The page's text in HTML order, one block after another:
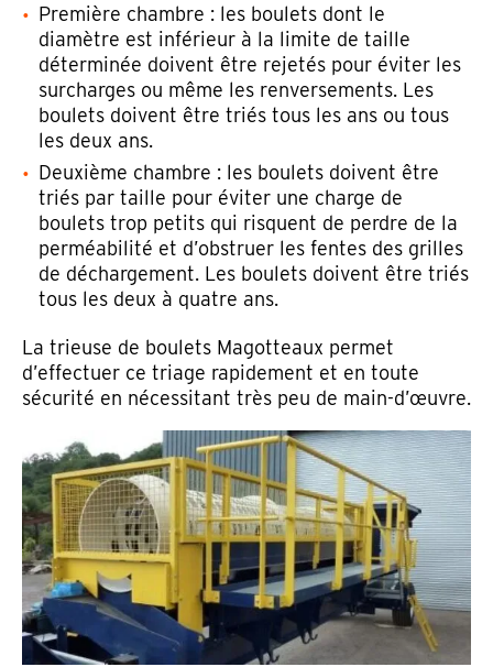
Première chambre : les boulets dont le
diamètre est inférieur à la limite de taille
déterminée doivent être rejetés pour éviter les
surcharges ou même les renversements. Les
boulets doivent être triés tous les ans ou tous
les deux ans.
Deuxième chambre : les boulets doivent être
triés par taille pour éviter une charge de
boulets trop petits qui risquent de perdre de la
perméabilité et d’obstruer les fentes des grilles
de déchargement. Les boulets doivent être triés
tous les deux à quatre ans.
La trieuse de boulets Magotteaux permet
d’effectuer ce triage rapidement et en toute
sécurité en nécessitant très peu de main-d’œuvre.